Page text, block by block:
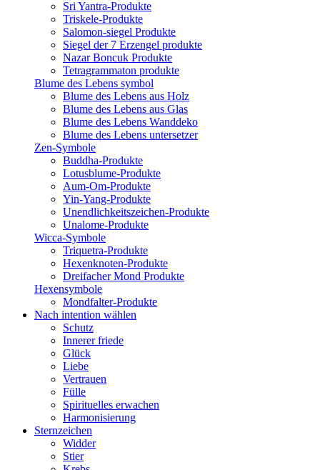
Sri Yantra-Produkte
Triskele-Produkte
Salomon-siegel Produkte
Siegel der 7 Erzengel produkte
Nazar Boncuk Produkte
Tetragrammaton produkte
Blume des Lebens symbol​
Blume des Lebens aus Holz
Blume des Lebens aus Glas
Blume des Lebens Wanddeko
Blume des Lebens untersetzer
Zen-Symbole
Buddha-Produkte
Lotusblume-Produkte
Aum-Om-Produkte
Yin-Yang-Produkte
Unendlichkeitszeichen-Produkte
Unalome-Produkte
Wicca-Symbole
Triquetra-Produkte
Hexenknoten-Produkte
Dreifacher Mond Produkte
Hexensymbole
Mondfalter-Produkte
Nach intention wählen
Schutz
Innerer friede
Glück
Liebe
Vertrauen
Fülle
Spirituelles erwachen
Harmonisierung
Sternzeichen
Widder
Stier